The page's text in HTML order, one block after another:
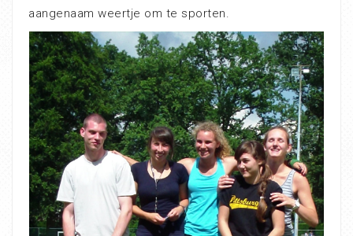
aangenaam weertje om te sporten.